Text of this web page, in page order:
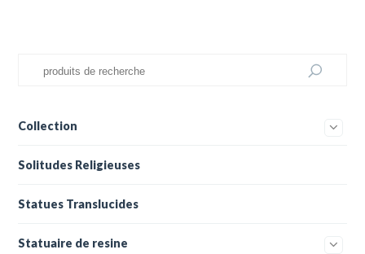
Collection
Solitudes Religieuses
Statues Translucides
Statuaire de resine